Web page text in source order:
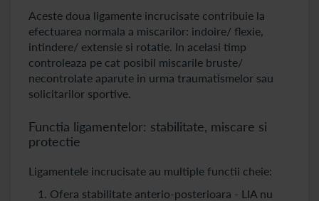
Aceste doua ligamente incrucisate contribuie la
efectuarea normala a miscarilor: indoire/ flexie,
intindere/ extensie si rotatie. In acelasi timp
controleaza pe cat posibil miscarile bruste/
necontrolate aparute in urma traumatismelor sau
solicitarilor sportive.
Functia ligamentelor: stabilitate, miscare si
protectie
Ligamentele incrucisate au multiple functii cheie:
Ofera stabilitate anterio-posterioara - LIA nu